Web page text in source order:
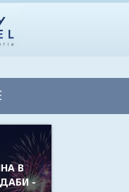
В
-